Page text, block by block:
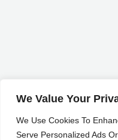
We Value Your
We Use Cookies To
Serve Personalized Ads